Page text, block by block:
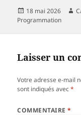
Publié
le
18 mai 2026
Programmation
Laisser un
Votre adresse e-mail
sont indiqués avec*
COMMENTAIRE*